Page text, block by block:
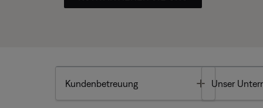
Kundenbetreuung Toggle
Unser